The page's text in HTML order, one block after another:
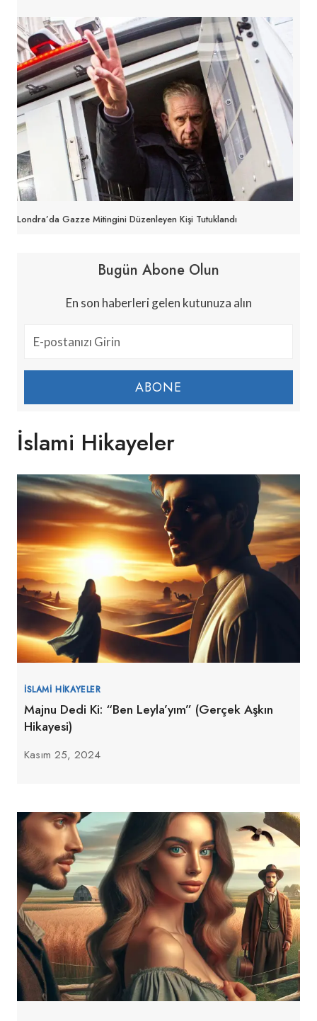
Londra’da Gazze Mitingini Düzenleyen Kişi Tutuklandı
Bugün Abone Olun
En son haberleri gelen kutunuza alın
ABONE
İslami Hikayeler
İSLAMI HIKAYELER
Majnu Dedi Ki: “Ben Leyla’yım” (Gerçek Aşkın
Hikayesi)
Kasım 25, 2024